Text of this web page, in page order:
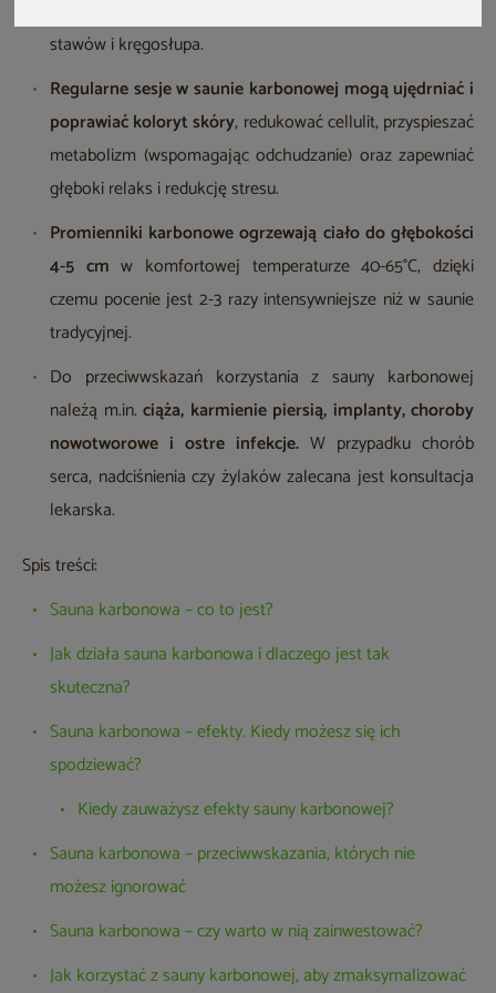
stawów i kręgosłupa.
Regularne sesje w saunie karbonowej mogą ujędrniać i
poprawiać koloryt skóry, redukować cellulit, przyspieszać
metabolizm (wspomagając odchudzanie) oraz zapewniać
głęboki relaks i redukcję stresu.
Promienniki karbonowe ogrzewają ciało do głębokości
4-5 cm w komfortowej temperaturze 40-65°C, dzięki
czemu pocenie jest 2-3 razy intensywniejsze niż w saunie
tradycyjnej.
Do przeciwwskazań korzystania z sauny karbonowej
należą m.in. ciąża, karmienie piersią, implanty, choroby
nowotworowe i ostre infekcje. W przypadku chorób
serca, nadciśnienia czy żylaków zalecana jest konsultacja
lekarska.
Spis treści:
Sauna karbonowa – co to jest?
Jak działa sauna karbonowa i dlaczego jest tak
skuteczna?
Sauna karbonowa – efekty. Kiedy możesz się ich
spodziewać?
Kiedy zauważysz efekty sauny karbonowej?
Sauna karbonowa – przeciwwskazania, których nie
możesz ignorować
Sauna karbonowa – czy warto w nią zainwestować?
Jak korzystać z sauny karbonowej, aby zmaksymalizować